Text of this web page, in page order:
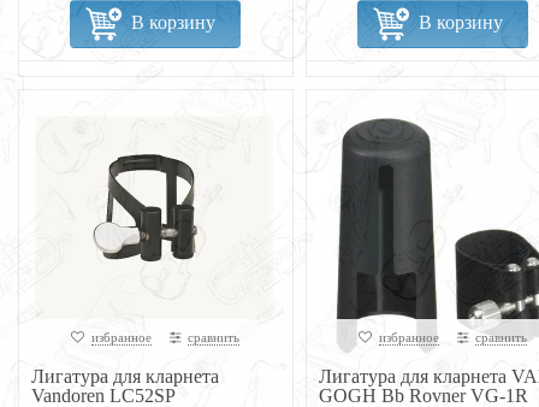
В корзину В корзину
избранное сравнить
Лигатура для кларнета
Vandoren LC52SP
избранное сравнить
Лигатура для кларнета
GOGH Bb Rovner VG-1R